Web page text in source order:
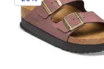
werden
die
Produktbilder
aktualisiert.